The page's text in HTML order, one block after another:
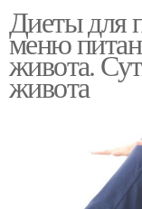
Диеты для
меню
живота.
живота